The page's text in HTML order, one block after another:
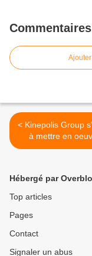
Commentaires
< Kinepolis Group s'engage
à mettre en
projection laser
Hébergé par
Top articles
Pages
Contact
Signaler un abus